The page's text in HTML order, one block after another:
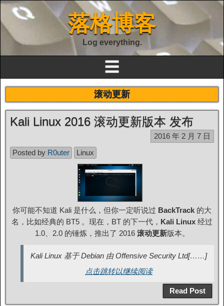
落格博客
Log everything.
☰
滚动更新
Kali Linux 2016 滚动更新版本 发布
2016 年 2 月 7 日
Posted by R0uter Linux
你可能不知道 Kali 是什么，但你一定听说过 BackTrack 的大
名，比如经典的 BT5 。现在，BT 的下一代， Kali Linux 经过
1.0、2.0 的锤炼，推出了 2016 滚动更新版本。
Kali Linux 基于 Debian 由 Offensive Security Ltd[……]
点击跳转以继续阅读
Read Post